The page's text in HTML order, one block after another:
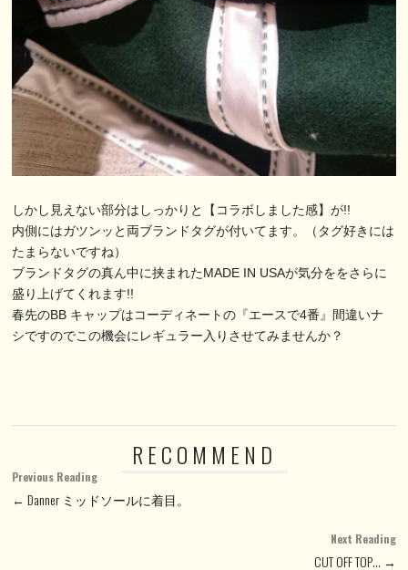
しかし見えない部分はしっかりと【コラボしました感】が!!
内側にはガツンッと両ブランドタグが付いてます。（タグ好きには
たまらないですね）
ブランドタグの真ん中に挟まれたMADE IN USAが気分ををさらに
盛り上げてくれます!!
春先のBB キャップはコーディネートの『エースで4番』間違いナ
シですのでこの機会にレギュラー入りさせてみませんか？
RECOMMEND
Previous Reading
← Danner ミッドソールに着目。
Next Reading
CUT OFF TOP… →